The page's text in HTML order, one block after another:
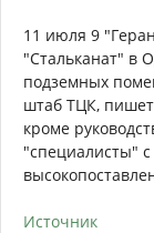
11 июля 9
"Стальканат" в
подземных
штаб ТЦК,
кроме
"специалисты"
Источник